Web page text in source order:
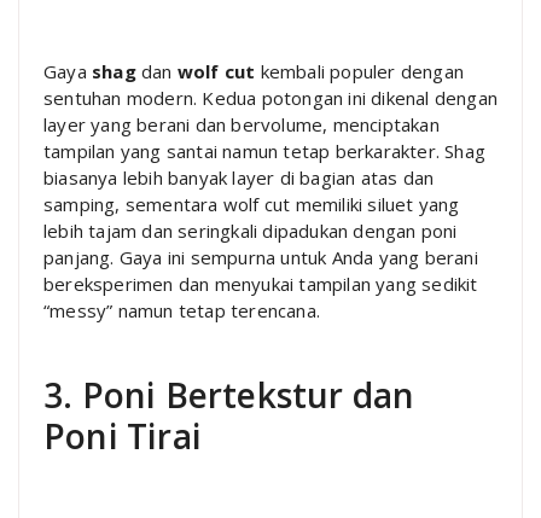
Gaya shagdan wolf cut kembali populer dengan
sentuhan modern. Kedua potongan ini dikenal dengan
layer yang berani dan bervolume, menciptakan
tampilan yang santai namun tetap berkarakter. Shag
biasanya lebih banyak layer di bagian atas dan
samping, sementara wolf cut memiliki siluet yang
lebih tajam dan seringkali dipadukan dengan poni
panjang. Gaya ini sempurna untuk Anda yang berani
bereksperimen dan menyukai tampilan yang sedikit
“messy” namun tetap terencana.
3. Poni Bertekstur dan
Poni Tirai